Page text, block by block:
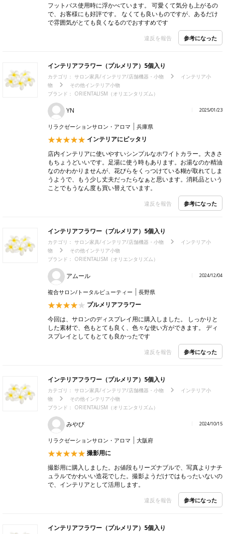
フットバス使用時に浮かべています。 可愛くて気分も上がるの
で、お客様にも好評です。 なくても良いものですが、あるだけ
で雰囲気がとても良くなるのでおすすめです
違反を報告 参考になった
インテリアフラワー（プルメリア）5個入り
カテゴリ： サロン家具/インテリア/店舗機器・小物
インテリア小
物
その他インテリア小物
ブランド： ORIENTALISM（オリエンタリズム）
YN 2025/01/23
リラクゼーションサロン・アロマ 兵庫県
インテリアにピッタリ
店内インテリアに使いやすいシンプルなホワイトカラー。大きさ
もちょうどいいです。足湯に使う時もあります。お湯なのか精油
なのかわかりませんが、花びらをくっつけている糊が取れてしま
うようで、もう少し丈夫だったらなぁと思います。消耗品という
ことでもうなん度も買い替えています。
違反を報告 参考になった
インテリアフラワー（プルメリア）5個入り
カテゴリ： サロン家具/インテリア/店舗機器・小物
インテリア小
物
その他インテリア小物
ブランド： ORIENTALISM（オリエンタリズム）
アムール 2024/12/04
複合サロン/トータルビューティー 長野県
プルメリアフラワー
今回は、サロンのディスプレイ用に購入しました。 しっかりと
した素材で、色もとても良く、色々な使い方ができます。 ディ
スプレイとしてもとても良かったです
違反を報告 参考になった
インテリアフラワー（プルメリア）5個入り
カテゴリ： サロン家具/インテリア/店舗機器・小物
インテリア小
物
その他インテリア小物
ブランド： ORIENTALISM（オリエンタリズム）
みやび 2024/10/15
リラクゼーションサロン・アロマ 大阪府
撮影用に
撮影用に購入しました。お値段もリーズナブルで、写真よりナチ
ュラルでかわいい造花でした。撮影ようだけではもったいないの
で、インテリアとして活用します。
違反を報告 参考になった
インテリアフラワー（プルメリア）5個入り